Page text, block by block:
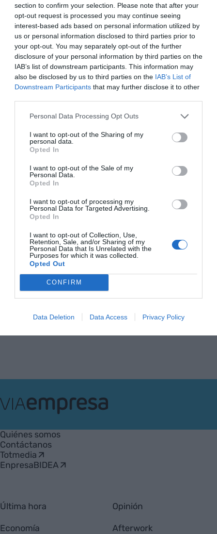
section to confirm your selection. Please note that after your
opt-out request is processed you may continue seeing
interest-based ads based on personal information utilized by
us or personal information disclosed to third parties prior to
your opt-out. You may separately opt-out of the further
disclosure of your personal information by third parties on the
IAB’s list of downstream participants. This information may
also be disclosed by us to third parties on the IAB’s List of
Downstream Participants that may further disclose it to other
Personal Data Processing Opt Outs
I want to opt-out of the Sharing of my
personal data.
Opted In
I want to opt-out of the Sale of my
Personal Data.
Opted In
I want to opt-out of processing my
Personal Data for Targeted Advertising.
Opted In
I want to opt-out of Collection, Use,
Retention, Sale, and/or Sharing of my
Personal Data that Is Unrelated with the
Purposes for which it was collected.
Opted Out
CONFIRM
Data Deletion Data Access Privacy Policy
CERCLE D'ECONOMIA
Entre Trump, rearme, OPA y
el apagón: la Reunió del
Cercle repite como cita
oportuna
3 de mayo de 2025
DIRECTIVOS EN MOVIMIENTO
El juego de las sillas de la
economía catalana: la banca
destaca en un puente
2 de mayo de 2025
ENTREVISTA
con la IA es olvidarse de las
personas"
1 de mayo de 2025
Anterior 1 … 19 20 21 22 23 … 58Siguiente
Empresa
Quiénes somos
Contáctanos
Totmedia
EnpresaBIDEA
Última hora
Economía
Opinión
Afterwork